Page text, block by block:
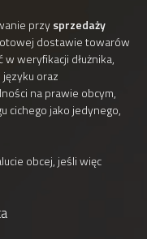
przysprzedaży
dostawie towarów
w weryfikacji dłużnika,
oraz
na prawie obcym,
cichego jako jedynego,
obcej, jeśli więc